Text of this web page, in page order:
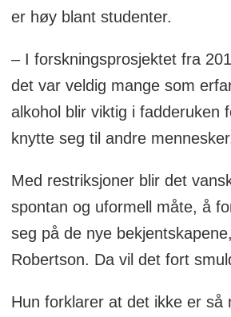
er høy blant studenter.
– I forskningsprosjektet fra
det var veldig mange som
alkohol blir viktig i fadderuken
knytte seg til andre
Med restriksjoner blir det
spontan og uformell måte, å
seg på de nye
Robertson. Da vil det fort
Hun forklarer at det ikke er så